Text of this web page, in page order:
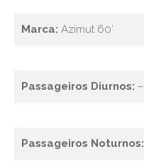
Marca: Azimut 60′
Passageiros Diurnos: –
Passageiros Noturnos: